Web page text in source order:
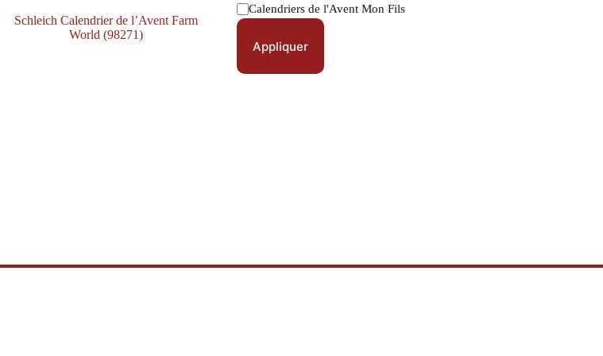
Schleich Calendrier de l’Avent Farm
World (98271)
Calendriers
de
l'Avent
pour...
Calendriers de l'Avent Mon Fils
Appliquer